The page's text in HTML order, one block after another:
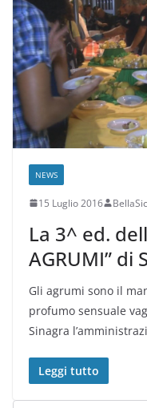
NEWS
15 Luglio 2016
La 3^ ed.
AGRUMI” di
Gli agrumi sono il
profumo sensuale
Sinagra
Leggi tutto